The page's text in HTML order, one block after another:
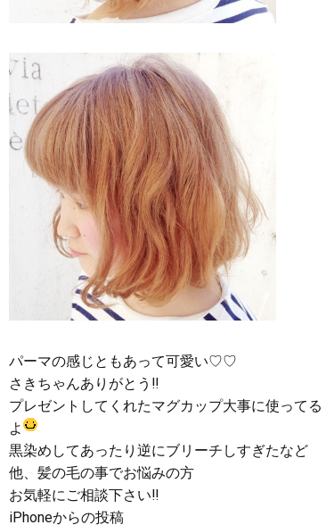
パーマの感じともあって可愛い♡♡
さきちゃんありがとう‼︎
プレゼントしてくれたマグカップ大事に使ってる
よ
黒染めしてあったり逆にブリーチしすぎたなど
他、髪の毛の事でお悩みの方
お気軽にご相談下さい‼︎
iPhoneからの投稿